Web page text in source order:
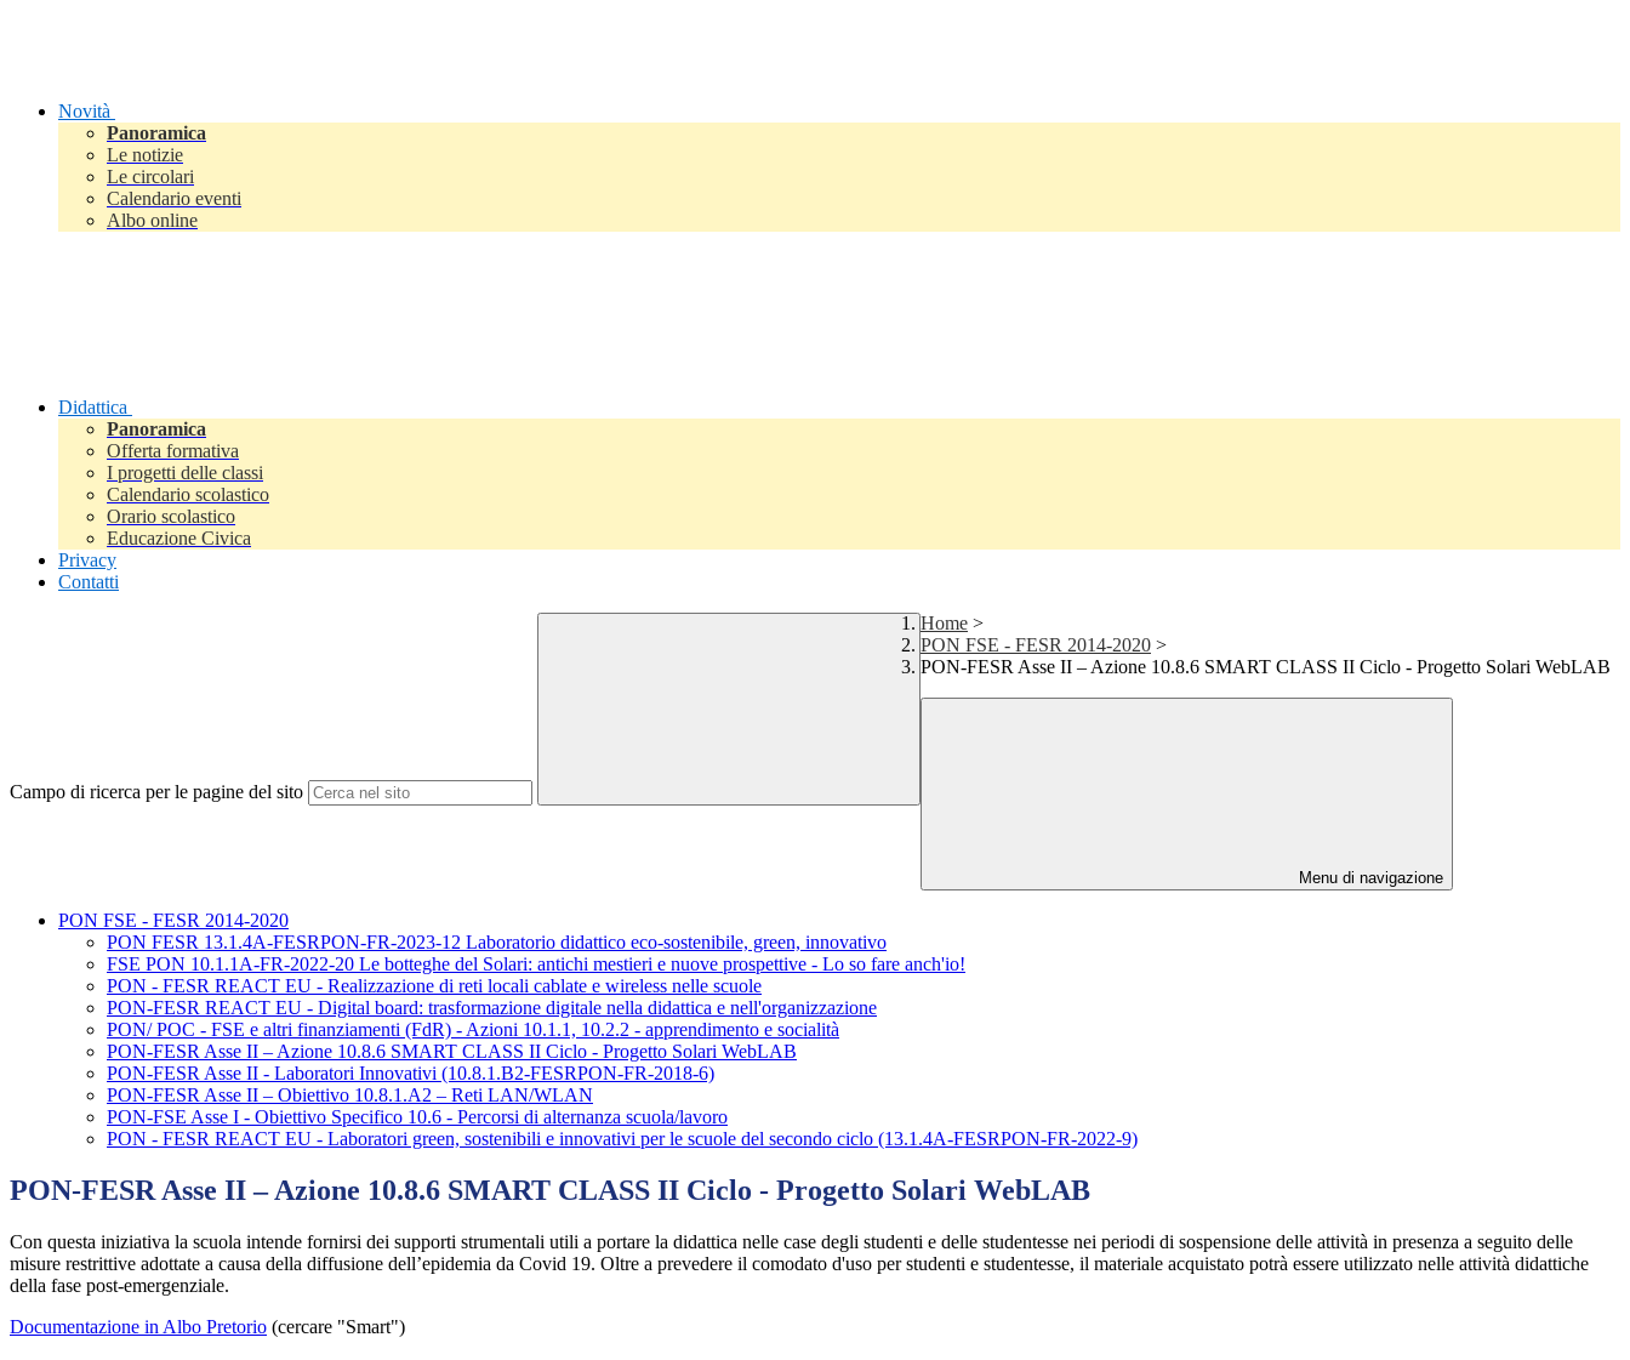
Novità
Panoramica
Le notizie
Le circolari
Calendario eventi
Albo online
Didattica
Panoramica
Offerta formativa
I progetti delle classi
Calendario scolastico
Orario scolastico
Educazione Civica
Privacy
Contatti
Campo di ricerca per le pagine del sito
Home >
PON FSE - FESR 2014-2020 >
PON-FESR Asse II – Azione 10.8.6 SMART CLASS II Ciclo - Progetto Solari WebLAB
Menu di navigazione
PON FSE - FESR 2014-2020
PON FESR 13.1.4A-FESRPON-FR-2023-12 Laboratorio didattico eco-sostenibile, green, innovativo
FSE PON 10.1.1A-FR-2022-20 Le botteghe del Solari: antichi mestieri e nuove prospettive - Lo so fare anch'io!
PON - FESR REACT EU - Realizzazione di reti locali cablate e wireless nelle scuole
PON-FESR REACT EU - Digital board: trasformazione digitale nella didattica e nell'organizzazione
PON/ POC - FSE e altri finanziamenti (FdR) - Azioni 10.1.1, 10.2.2 - apprendimento e socialità
PON-FESR Asse II – Azione 10.8.6 SMART CLASS II Ciclo - Progetto Solari WebLAB
PON-FESR Asse II - Laboratori Innovativi (10.8.1.B2-FESRPON-FR-2018-6)
PON-FESR Asse II – Obiettivo 10.8.1.A2 – Reti LAN/WLAN
PON-FSE Asse I - Obiettivo Specifico 10.6 - Percorsi di alternanza scuola/lavoro
PON - FESR REACT EU - Laboratori green, sostenibili e innovativi per le scuole del secondo ciclo (13.1.4A-FESRPON-FR-2022-9)
PON-FESR Asse II – Azione 10.8.6 SMART CLASS II Ciclo - Progetto Solari WebLAB
Con questa iniziativa la scuola intende fornirsi dei supporti strumentali utili a portare la didattica nelle case degli studenti e delle studentesse nei periodi di sospensione delle attività in presenza a seguito delle
misure restrittive adottate a causa della diffusione dell’epidemia da Covid 19. Oltre a prevedere il comodato d'uso per studenti e studentesse, il materiale acquistato potrà essere utilizzato nelle attività didattiche
della fase post-emergenziale.
Documentazione in Albo Pretorio (cercare "Smart")